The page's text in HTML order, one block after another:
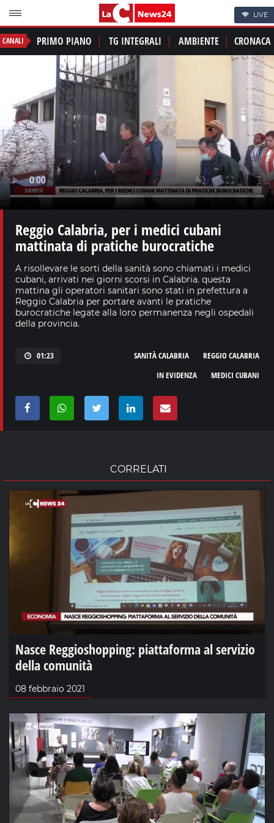
LIVE
CANALI PRIMO PIANO TG INTEGRALI AMBIENTE CRONACA
Reggio Calabria, per i medici cubani
mattinata di pratiche burocratiche
A risollevare le sorti della sanità sono chiamati i medici
cubani, arrivati nei giorni scorsi in Calabria. questa
mattina gli operatori sanitari sono stati in prefettura a
Reggio Calabria per portare avanti le pratiche
burocratiche legate alla loro permanenza negli ospedali
della provincia.
01:23 REGGIO CALABRIA
SANITÀ CALABRIA
MEDICI CUBANI
IN EVIDENZA
CORRELATI
Nasce Reggioshopping: piattaforma al servizio
della comunità
08 febbraio 2021